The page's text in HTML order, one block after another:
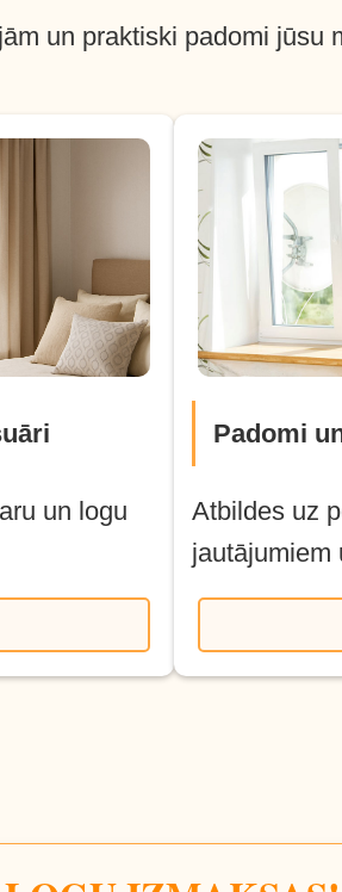
un praktiski padomi jūsu
un logu
Padomi
Atbildes uz
jautājumiem